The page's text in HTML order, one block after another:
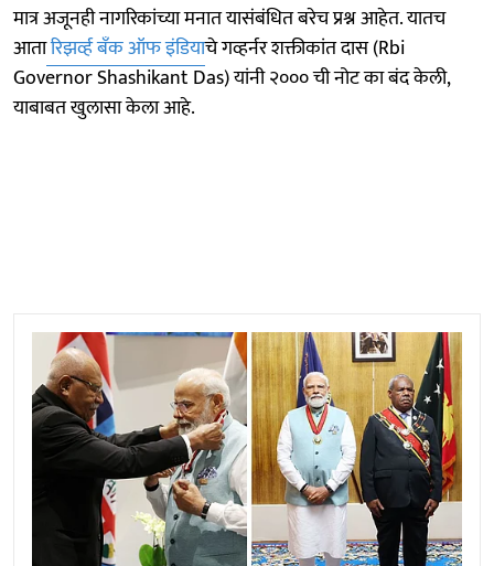
मात्र अजूनही नागरिकांच्या मनात यासंबंधित बरेच प्रश्न आहेत. यातच
आतारिझर्व्ह बँक ऑफ इंडियाचे गव्हर्नर शक्तीकांत दास (Rbi
Governor Shashikant Das) यांनी २००० ची नोट का बंद केली,
याबाबत खुलासा केला आहे.